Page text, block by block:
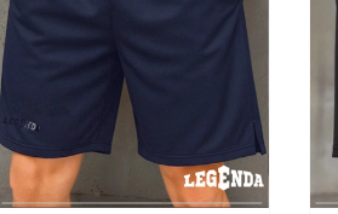
рашгарды,
BJJ с доставкой в
экипировку для джиу-джитсу. В
доставка заказов по